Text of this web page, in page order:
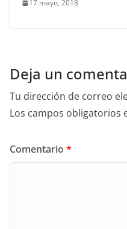
17 mayo, 2018
Deja un
Tu dirección de correo
Los campos obligatorios
Comentario *